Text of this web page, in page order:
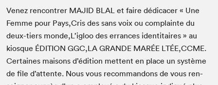
Venez ren­con­tr­er MAJID BLAL et faire dédi­cac­er « Une
Femme pour Pays,Cris des sans voix ou com­plainte du
deux-tiers monde,L’igloo des errances iden­ti­taires » au
kiosque ÉDI­TION GGC,LA GRANDE MARÉE LTÉE,CCME.
Cer­taines maisons d’édi­tion met­tent en place un sys­tème
de file d’at­tente. Nous vous recom­man­dons de vous ren­